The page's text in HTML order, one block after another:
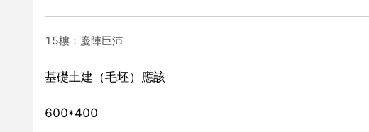
15樓：慶陣巨沛
基礎土建（毛坯）應該
600*400